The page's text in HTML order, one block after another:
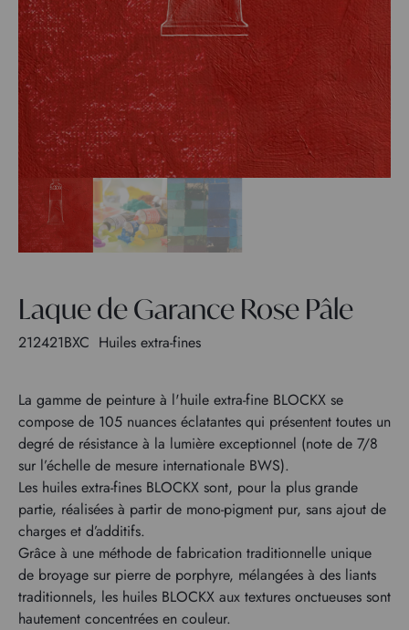
Laque de Garance Rose Pâle
212421BXC Huiles extra-fines
La gamme de peinture à l'huile extra-fine BLOCKX se
compose de 105 nuances éclatantes qui présentent toutes un
degré de résistance à la lumière exceptionnel (note de 7/8
sur l’échelle de mesure internationale BWS).
Les huiles extra-fines BLOCKX sont, pour la plus grande
partie, réalisées à partir de mono-pigment pur, sans ajout de
charges et d’additifs.
Grâce à une méthode de fabrication traditionnelle unique
de broyage sur pierre de porphyre, mélangées à des liants
traditionnels, les huiles BLOCKX aux textures onctueuses sont
hautement concentrées en couleur.